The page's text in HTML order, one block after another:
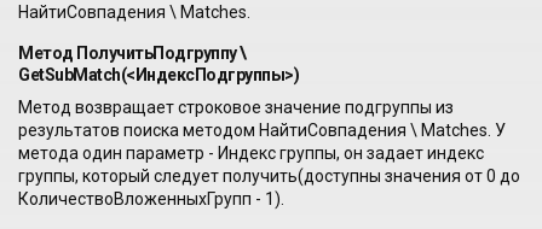
НайтиСовпадения \ Matches.
Метод ПолучитьПодгруппу \
GetSubMatch(<ИндексПодгруппы>)
Метод возвращает строковое значение подгруппы из
результатов поиска методом НайтиСовпадения \ Matches. У
метода один параметр - Индекс группы, он задает индекс
группы, который следует получить(доступны значения от 0 до
КоличествоВложенныхГрупп - 1).